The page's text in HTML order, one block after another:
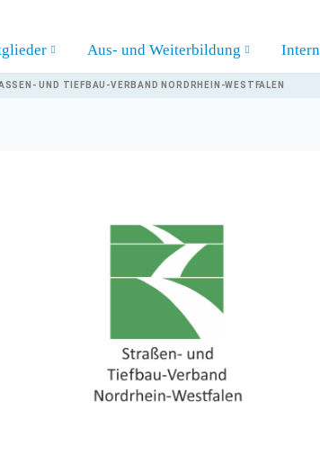
Aus- und Weiterbildung
UND TIEFBAU-VERBAND NORDRHEIN-WESTFALEN